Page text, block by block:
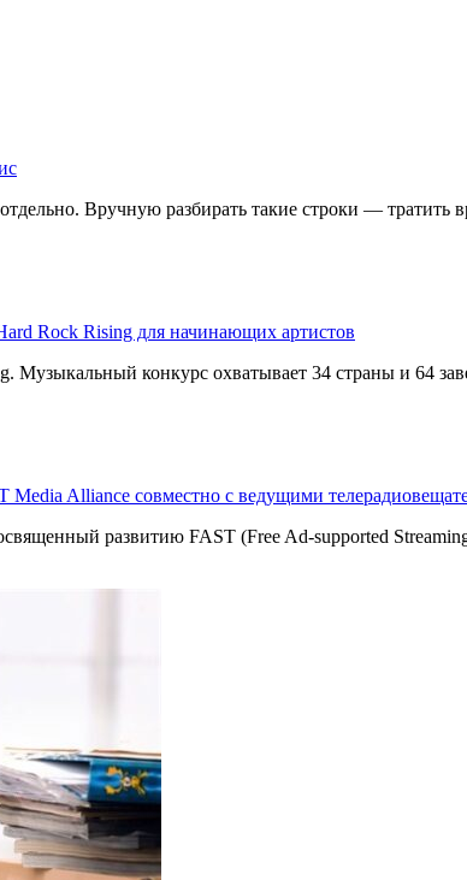
Вручную разбирать такие строки — тратить
Rock Rising для начинающих артистов
Музыкальный конкурс охватывает 34 страны и 64
Media Alliance совместно с ведущими
развитию FAST (Free Ad-supported